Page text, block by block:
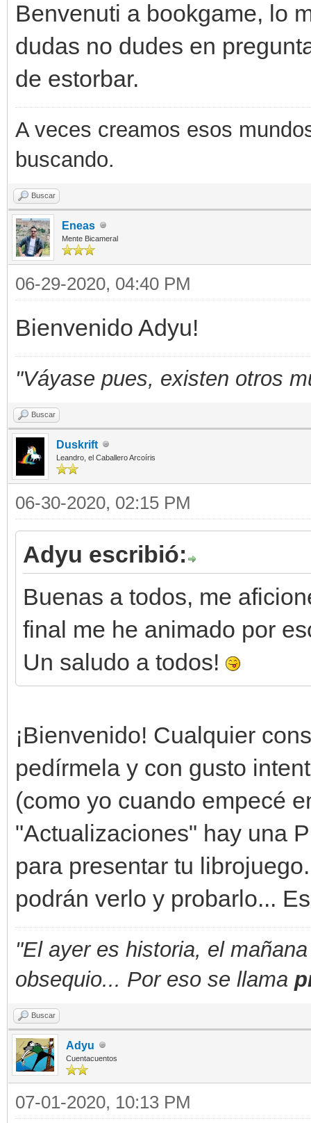
Benvenuti a bookgame, lo
dudas no dudes en
de estorbar.
A veces creamos esos
buscando.
Buscar
Eneas
Mente Bicameral
06-29-2020, 04:40 PM
Bienvenido Adyu!
"Váyase pues, existen otros
Buscar
Duskrift
Leandro, el Caballero Arcoíris
06-30-2020, 02:15 PM
Adyu escribió:
Buenas a todos, me
final me he animado por
Un saludo a todos!
¡Bienvenido! Cualquier
pedírmela y con gusto
(como yo cuando empecé
"Actualizaciones" hay una
para presentar tu
podrán verlo y probarlo...
"El ayer es historia, el
obsequio... Por eso se llama
Buscar
Adyu
Cuentacuentos
07-01-2020, 10:13 PM